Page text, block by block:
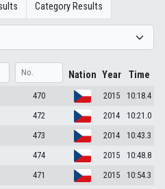
Category Results
Nation Year Time
470 2015
10:18.4
472 2014
10:21.0
473 2014
10:43.3
474 2015
10:48.8
471 2015
10:54.3